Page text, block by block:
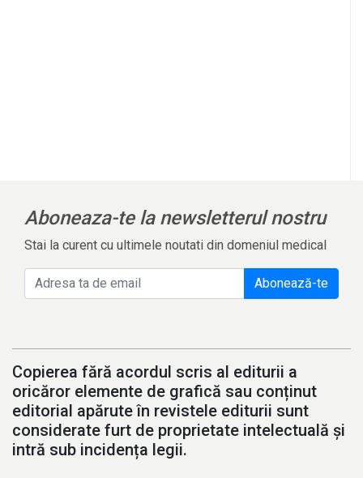
Aboneaza-te la newsletterul nostru
Stai la curent cu ultimele noutati din domeniul medical
Abonează-te
Copierea fără acordul scris al editurii a
oricăror elemente de grafică sau conținut
editorial apărute în revistele editurii sunt
considerate furt de proprietate intelectuală și
intră sub incidența legii.